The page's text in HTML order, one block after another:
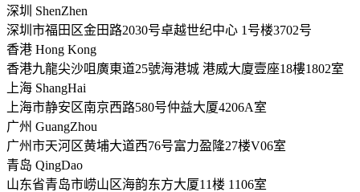
深圳 ShenZhen
深圳市福田区金田路2030号卓越世纪中心 1号楼3702号
香港 Hong Kong
香港九龍尖沙咀廣東道25號海港城 港威大廈壹座18樓1802室
上海 ShangHai
上海市静安区南京西路580号仲益大厦4206A室
广州 GuangZhou
广州市天河区黄埔大道西76号富力盈隆27楼V06室
青岛 QingDao
山东省青岛市崂山区海韵东方大厦11楼 1106室